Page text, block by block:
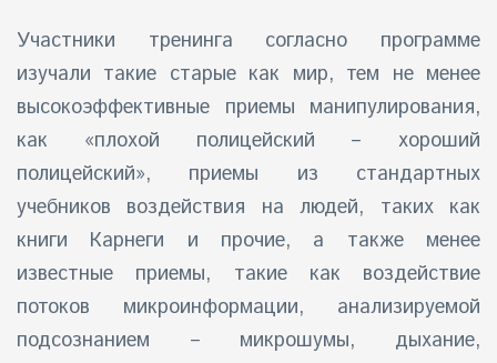
Участники тренинга согласно программе
изучали такие старые как мир, тем не менее
высокоэффективные приемы манипулирования,
как «плохой полицейский – хороший
полицейский», приемы из стандартных
учебников воздействия на людей, таких как
книги Карнеги и прочие, а также менее
известные приемы, такие как воздействие
потоков микроинформации, анализируемой
подсознанием – микрошумы, дыхание,